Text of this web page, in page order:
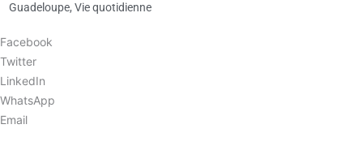
Guadeloupe, Vie quotidienne
Facebook
Twitter
LinkedIn
WhatsApp
Email